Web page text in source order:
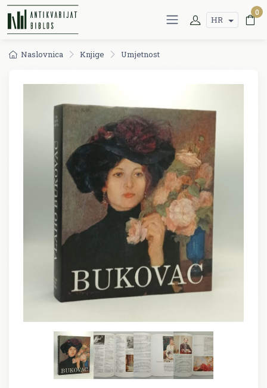
HR
0
Naslovnica Knjige Umjetnost